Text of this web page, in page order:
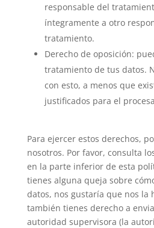
responsable del
íntegramente a otro
tratamiento.
Derecho de oposición:
tratamiento de tus datos.
con esto, a menos que
justificados para el
Para ejercer estos derechos,
nosotros. Por favor, consulta
en la parte inferior de esta
tienes alguna queja sobre
datos, nos gustaría que nos la
también tienes derecho a
autoridad supervisora (la